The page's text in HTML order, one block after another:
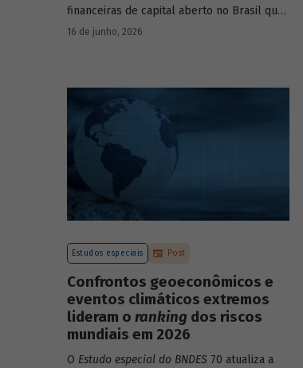
financeiras de capital aberto no Brasil que
apresentaram negociação em bolsa de
endividamento e alavancagem.
16 de junho, 2026
Estudos especiais Post
Confrontos geoeconômicos e
eventos climáticos extremos
lideram o ranking dos riscos
mundiais em 2026
O Estudo especial do BNDES 70 atualiza a